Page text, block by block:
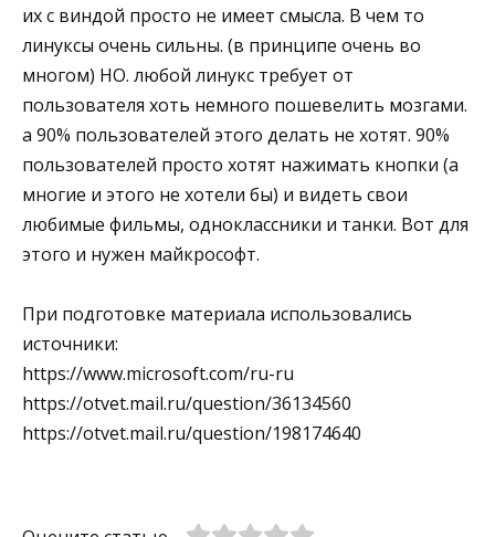
их с виндой просто не имеет смысла. В чем то
линуксы очень сильны. (в принципе очень во
многом) НО. любой линукс требует от
пользователя хоть немного пошевелить мозгами.
а 90% пользователей этого делать не хотят. 90%
пользователей просто хотят нажимать кнопки (а
многие и этого не хотели бы) и видеть свои
любимые фильмы, одноклассники и танки. Вот для
этого и нужен майкрософт.
При подготовке материала использовались
источники:
https://www.microsoft.com/ru-ru
https://otvet.mail.ru/question/36134560
https://otvet.mail.ru/question/198174640